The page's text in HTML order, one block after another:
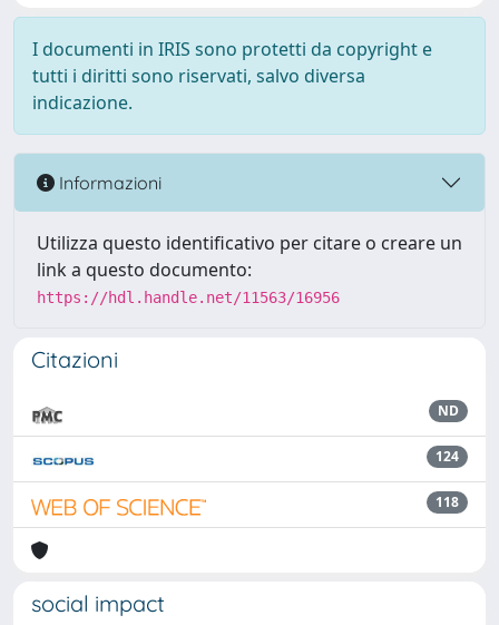
I documenti in IRIS sono protetti da copyright e
tutti i diritti sono riservati, salvo diversa
indicazione.
Informazioni
Utilizza questo identificativo per citare o creare un
link a questo documento:
https://hdl.handle.net/11563/16956
Citazioni
ND
124
118
social impact